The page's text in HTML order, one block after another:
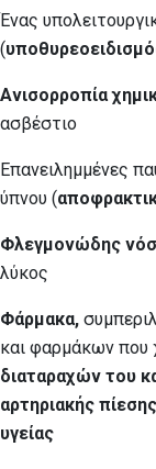
Ένας
(
Ανισορροπία
ασβέστιο
Επανειλημμένες
ύπνου (
Φλεγμονώδης
λύκος
Φάρμακα,
και φαρμάκων που
διαταραχών του
αρτηριακής
υγείας